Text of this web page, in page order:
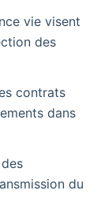
vie visent
des
contrats
dans
du